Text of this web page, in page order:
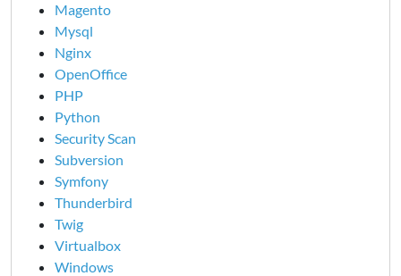
Magento
Mysql
Nginx
OpenOffice
PHP
Python
Security Scan
Subversion
Symfony
Thunderbird
Twig
Virtualbox
Windows